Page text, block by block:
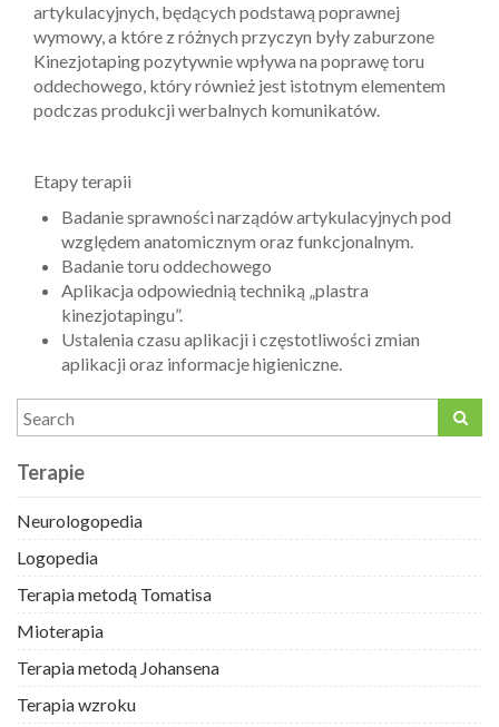
artykulacyjnych, będących podstawą poprawnej
wymowy, a które z różnych przyczyn były zaburzone
Kinezjotaping pozytywnie wpływa na poprawę toru
oddechowego, który również jest istotnym elementem
podczas produkcji werbalnych komunikatów.
Etapy terapii
Badanie sprawności narządów artykulacyjnych pod
względem anatomicznym oraz funkcjonalnym.
Badanie toru oddechowego
Aplikacja odpowiednią techniką „plastra
kinezjotapingu”.
Ustalenia czasu aplikacji i częstotliwości zmian
aplikacji oraz informacje higieniczne.
Terapie
Neurologopedia
Logopedia
Terapia metodą Tomatisa
Mioterapia
Terapia metodą Johansena
Terapia wzroku